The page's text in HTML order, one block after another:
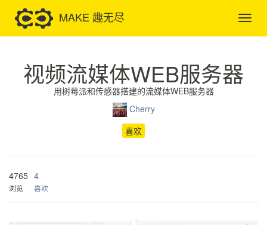
MAKE 趣无尽
视频流媒体WEB服务器
用树莓派和传感器搭建的流媒体WEB服务器
Cherry
喜欢
4765
浏览
4
喜欢